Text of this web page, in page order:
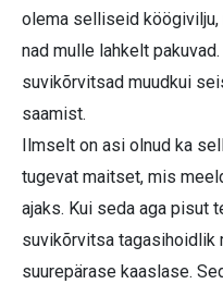
olema selliseid köögivilju,
nad mulle lahkelt
suvikõrvitsad muudkui
saamist.
Ilmselt on asi olnud ka
tugevat maitset, mis
ajaks. Kui seda aga pisut
suvikõrvitsa tagasihoidlik
suurepärase kaaslase.